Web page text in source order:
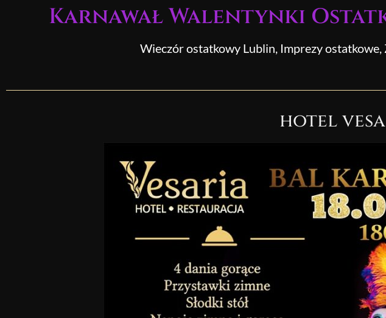
Karnawał Walentynki
Wieczór ostatkowy Lublin, Imprezy ostatkowe,
hotel